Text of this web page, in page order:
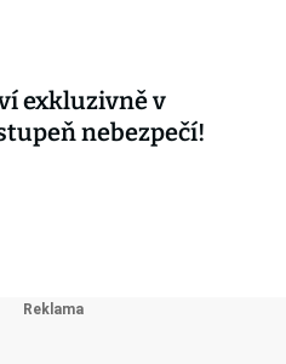
exkluzivně v
nebezpečí!